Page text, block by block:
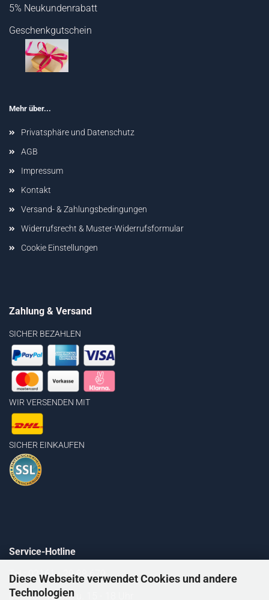
Diese Webseite verwendet Cookies und andere
Technologien
5% Neukundenrabatt
Geschenkgutschein
Mehr über...
Privatsphäre und Datenschutz
AGB
Impressum
Kontakt
Versand- & Zahlungsbedingungen
Widerrufsrecht & Muster-Widerrufsformular
Cookie Einstellungen
Zahlung & Versand
SICHER BEZAHLEN
WIR VERSENDEN MIT
SICHER EINKAUFEN
Service-Hotline
Tel.: 02161 - 29 88 679
Di. 10 - 12 Uhr u. 15 - 18 Uhr